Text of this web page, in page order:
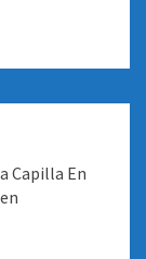
Capilla En